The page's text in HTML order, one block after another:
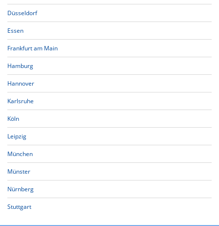
Düsseldorf
Essen
Frankfurt am Main
Hamburg
Hannover
Karlsruhe
Köln
Leipzig
München
Münster
Nürnberg
Stuttgart